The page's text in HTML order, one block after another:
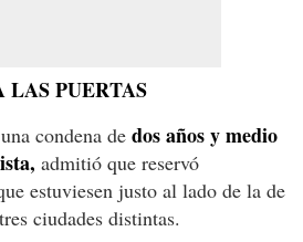
PUERTAS
condena de dos años y medio
admitió que reservó
estuviesen justo al lado de la de
ciudades distintas.